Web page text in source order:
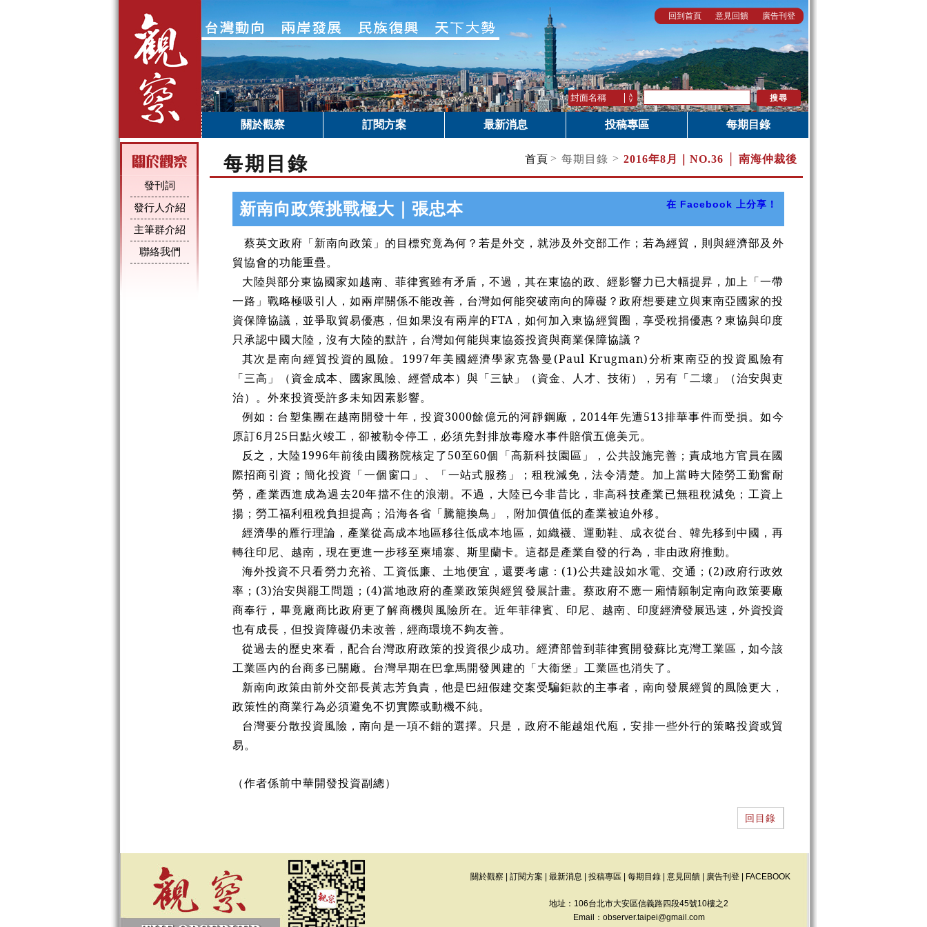
回到首頁 意見回饋 廣告刊登
關於觀察 訂閱方案 最新消息 投稿專區 每期目錄
發刊詞
發行人介紹
主筆群介紹
聯絡我們
每期目錄 首頁 > 每期目錄 > 2016年8月｜ NO.36 │ 南海仲裁後
新南向政策挑戰極大｜張忠本 在 Facebook 上分享！
蔡英文政府「新南向政策」的目標究竟為何？若是外交，就涉及外交部工作；若為經貿，則與經濟部及外
貿協會的功能重疊。
大陸與部分東協國家如越南、菲律賓雖有矛盾，不過，其在東協的政、經影響力已大幅提昇，加上「一帶
一路」戰略極吸引人，如兩岸關係不能改善，台灣如何能突破南向的障礙？政府想要建立與東南亞國家的投
資保障協議，並爭取貿易優惠，但如果沒有兩岸的FTA，如何加入東協經貿圈，享受稅捐優惠？東協與印度
只承認中國大陸，沒有大陸的默許，台灣如何能與東協簽投資與商業保障協議？
其次是南向經貿投資的風險。1997年美國經濟學家克魯曼(Paul Krugman)分析東南亞的投資風險有
「三高」（資金成本、國家風險、經營成本）與「三缺」（資金、人才、技術），另有「二壞」（治安與吏
治）。外來投資受許多未知因素影響。
例如：台塑集團在越南開發十年，投資3000餘億元的河靜鋼廠，2014年先遭513排華事件而受損。如今
原訂6月25日點火竣工，卻被勒令停工，必須先對排放毒廢水事件賠償五億美元。
反之，大陸1996年前後由國務院核定了50至60個「高新科技園區」，公共設施完善；責成地方官員在國
際招商引資；簡化投資「一個窗口」、「一站式服務」；租稅減免，法令清楚。加上當時大陸勞工勤奮耐
勞，產業西進成為過去20年擋不住的浪潮。不過，大陸已今非昔比，非高科技產業已無租稅減免；工資上
揚；勞工福利租稅負担提高；沿海各省「騰籠換鳥」，附加價值低的產業被迫外移。
經濟學的雁行理論，產業從高成本地區移往低成本地區，如織襪、運動鞋、成衣從台、韓先移到中國，再
轉往印尼、越南，現在更進一步移至柬埔寨、斯里蘭卡。這都是產業自發的行為，非由政府推動。
海外投資不只看勞力充裕、工資低廉、土地便宜，還要考慮：(1)公共建設如水電、交通；(2)政府行政效
率；(3)治安與罷工問題；(4)當地政府的產業政策與經貿發展計畫。蔡政府不應一廂情願制定南向政策要廠
商奉行，畢竟廠商比政府更了解商機與風險所在。近年菲律賓、印尼、越南、印度經濟發展迅速，外資投資
也有成長，但投資障礙仍未改善，經商環境不夠友善。
從過去的歷史來看，配合台灣政府政策的投資很少成功。經濟部曾到菲律賓開發蘇比克灣工業區，如今該
工業區內的台商多已關廠。台灣早期在巴拿馬開發興建的「大衞堡」工業區也消失了。
新南向政策由前外交部長黃志芳負責，他是巴紐假建交案受騙鉅款的主事者，南向發展經貿的風險更大，
政策性的商業行為必須避免不切實際或動機不純。
台灣要分散投資風險，南向是一項不錯的選擇。只是，政府不能越俎代庖，安排一些外行的策略投資或貿
易。
（作者係前中華開發投資副總）
回目錄
關於觀察 訂閱方案 最新消息 投稿專區 每期目錄 意見回饋 廣告刊登 FACEBOOK
地址：106台北市大安區信義路四段45號10樓之2
Email： observer.taipei@gmail.com